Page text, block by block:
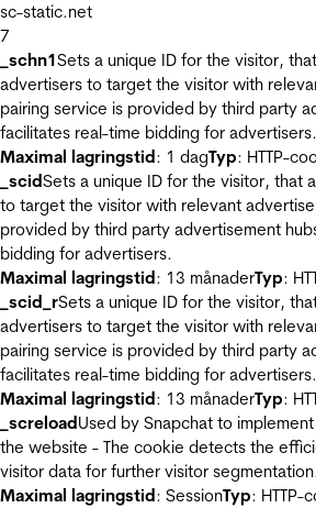
sc-static.net
7
_schn1Sets a unique ID for the visitor,
advertisers to target the visitor with
pairing service is provided by third party
facilitates real-time bidding for advertisers.
Maximal lagringstid: 1 dagTyp: HTTP-
_scidSets a unique ID for the visitor, that
to target the visitor with relevant
provided by third party advertisement
bidding for advertisers.
Maximal lagringstid: 13 månaderTyp:
_scid_rSets a unique ID for the visitor,
advertisers to target the visitor with
pairing service is provided by third party
facilitates real-time bidding for advertisers.
Maximal lagringstid: 13 månaderTyp:
_screloadUsed by Snapchat to
the website - The cookie detects the
visitor data for further visitor
Maximal lagringstid: SessionTyp: HTTP-